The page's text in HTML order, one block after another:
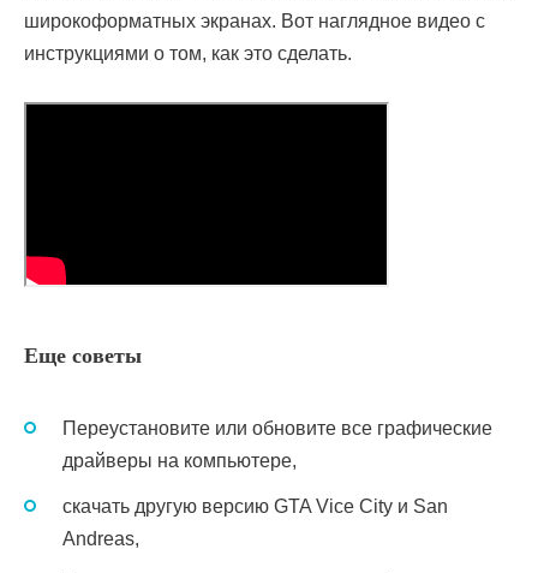
широкоформатных экранах. Вот наглядное видео с
инструкциями о том, как это сделать.
Еще советы
Переустановите или обновите все графические
драйверы на компьютере,
скачать другую версию GTA Vice City и San
Andreas,